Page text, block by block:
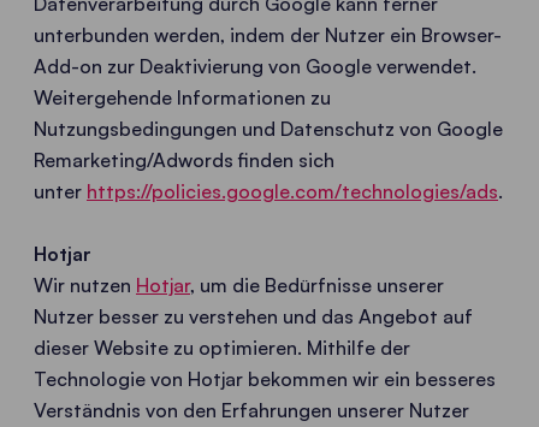
unterbunden werden, indem der Nutzer ein Browser-
Add-on zur Deaktivierung von Google verwendet.
Weitergehende Informationen zu
Nutzungsbedingungen und Datenschutz von Google
Remarketing/Adwords finden sich
unter https://policies.google.com/technologies/ads.
Hotjar
Wir nutzen Hotjar, um die Bedürfnisse unserer
Nutzer besser zu verstehen und das Angebot auf
dieser Website zu optimieren. Mithilfe der
Technologie von Hotjar bekommen wir ein besseres
Verständnis von den Erfahrungen unserer Nutzer